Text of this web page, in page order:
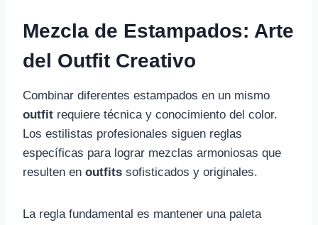
Mezcla de Estampados: Arte
del Outfit Creativo
Combinar diferentes estampados en un mismo
outfit requiere técnica y conocimiento del color.
Los estilistas profesionales siguen reglas
específicas para lograr mezclas armoniosas que
resulten en outfits sofisticados y originales.
La regla fundamental es mantener una paleta